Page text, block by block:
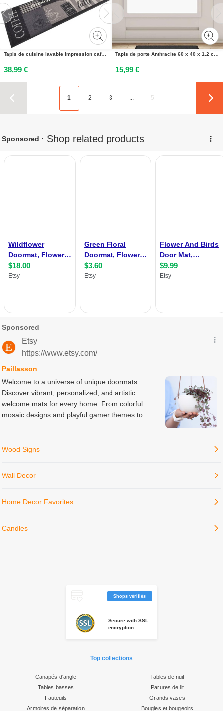
Tapis de cuisine lavable impression café noir 60x180 cm velours
38,99 €
Tapis de porte Anthracite 60 x 40 x 1.2 cm Tissu en teddy
15,99 €
1 2 3 ... 5
Shops vérifiés
Secure with SSL
encryption
Top collections
Canapés d'angle
Tables basses
Fauteuils
Armoires de séparation
Tables de nuit
Parures de lit
Grands vases
Bougies et bougeoirs